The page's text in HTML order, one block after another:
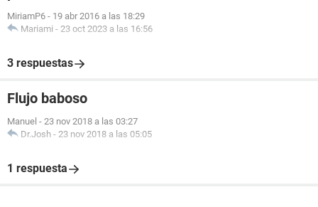
MiriamP6 - 19 abr 2016 a las 18:29
Mariami - 23 oct 2023 a las 16:56
3 respuestas
Flujo baboso
Manuel - 23 nov 2018 a las 03:27
Dr.Josh - 23 nov 2018 a las 05:05
1 respuesta